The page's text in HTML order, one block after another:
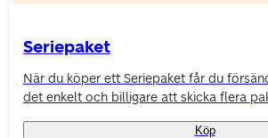
Seriepaket
När du köper ett Seriepaket får du
det enkelt och billigare att skicka flera
Köp